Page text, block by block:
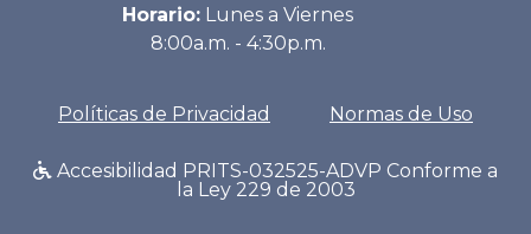
Horario: Lunes a Viernes
8:00a.m. - 4:30p.m.
Políticas de Privacidad Normas de Uso
Accesibilidad PRITS-032525-ADVP Conforme a
la Ley 229 de 2003